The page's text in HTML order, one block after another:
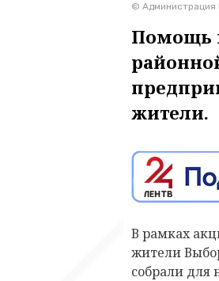
© Администрация
Помощь
жители.
В рамках
жители
собрали для